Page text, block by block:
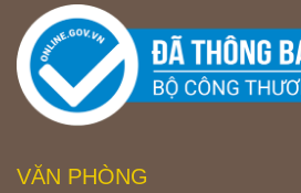
VĂN PHÒNG